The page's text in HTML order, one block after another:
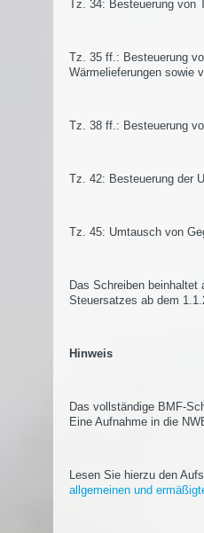
Tz. 34: Besteuerung von
Tz. 35 ff.: Besteuerung
Wärmelieferungen sowie
Tz. 38 ff.: Besteuerung
Tz. 42: Besteuerung der
Tz. 45: Umtausch von
Das Schreiben beinhaltet
Steuersatzes ab dem
Hinweis
Das vollständige BMF-
Eine Aufnahme in die
Lesen Sie hierzu den
allgemeinen und